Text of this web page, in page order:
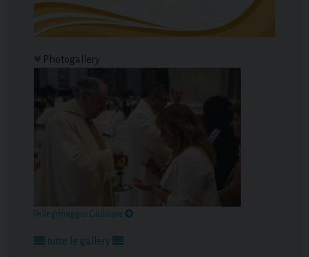
Photogallery
Pellegrinaggio Giubilare
tutte le gallery